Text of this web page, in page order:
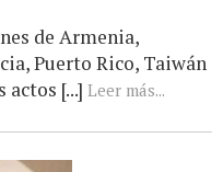
de Armenia,
Puerto Rico, Taiwán
[...] Leer más...